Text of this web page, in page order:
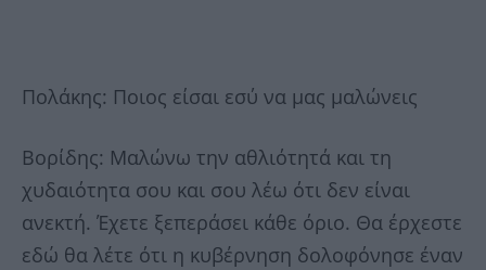
Πολάκης: Ποιος είσαι εσύ να μας μαλώνεις
Βορίδης: Μαλώνω την αθλιότητά και τη
χυδαιότητα σου και σου λέω ότι δεν είναι
ανεκτή. Έχετε ξεπεράσει κάθε όριο. Θα έρχεστε
εδώ θα λέτε ότι η κυβέρνηση δολοφόνησε έναν